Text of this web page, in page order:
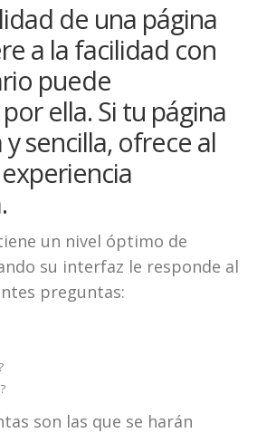
de una página
a la facilidad con
puede
ella. Si tu página
sencilla, ofrece al
un nivel óptimo de
su interfaz le responde al
preguntas:
son las que se harán